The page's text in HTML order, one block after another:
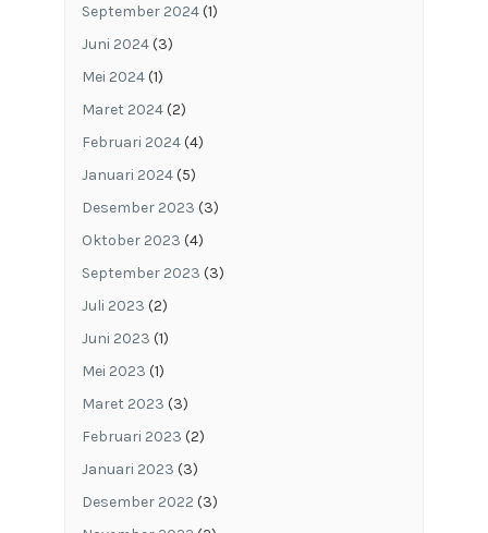
September 2024(1)
Juni 2024(3)
Mei 2024(1)
Maret 2024(2)
Februari 2024(4)
Januari 2024(5)
Desember 2023 (3)
Oktober 2023 (4)
September 2023 (3)
Juli 2023 (2)
Juni 2023 (1)
Mei 2023 (1)
Maret 2023 (3)
Februari 2023 (2)
Januari 2023 (3)
Desember 2022 (3)